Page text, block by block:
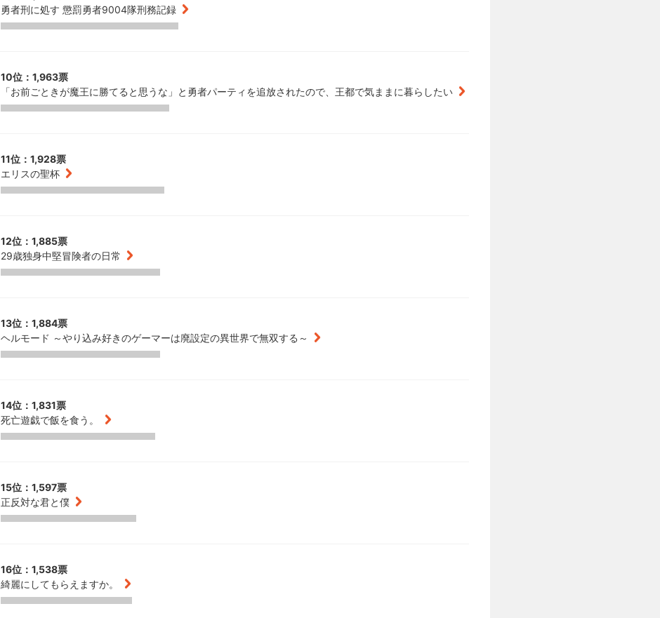
勇者刑に処す 懲罰勇者9004隊刑務記録
10位：1,963票
「お前ごときが魔王に勝てると思うな」と勇者パーティを追放されたので、王都で気ままに暮らしたい
11位：1,928票
エリスの聖杯
12位：1,885票
29歳独身中堅冒険者の日常
13位：1,884票
ヘルモード ～やり込み好きのゲーマーは廃設定の異世界で無双する～
14位：1,831票
死亡遊戯で飯を食う。
15位：1,597票
正反対な君と僕
16位：1,538票
綺麗にしてもらえますか。